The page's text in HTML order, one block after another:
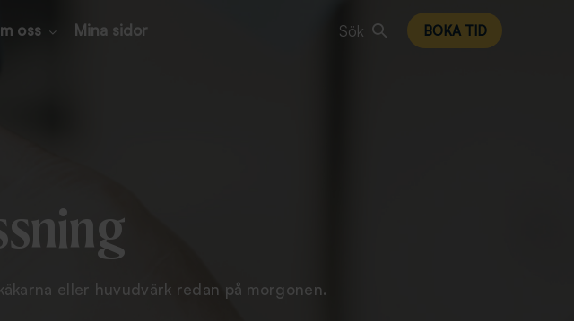
oss Mina sidor Sök BOKA TID
eller huvudvärk redan på morgonen.